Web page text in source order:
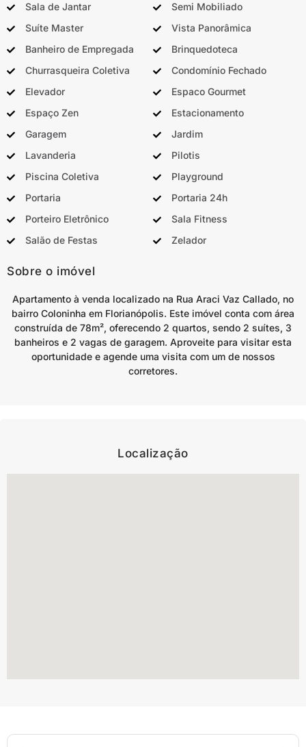
Sala de Jantar
Semi Mobiliado
Suíte Master
Vista Panorâmica
Banheiro de Empregada
Brinquedoteca
Churrasqueira Coletiva
Condomínio Fechado
Elevador
Espaco Gourmet
Espaço Zen
Estacionamento
Garagem
Jardim
Lavanderia
Pilotis
Piscina Coletiva
Playground
Portaria
Portaria 24h
Porteiro Eletrônico
Sala Fitness
Salão de Festas
Zelador
Sobre o imóvel
Apartamento à venda localizado na Rua Araci Vaz Callado, no
bairro Coloninha em Florianópolis. Este imóvel conta com área
construída de 78m², oferecendo 2 quartos, sendo 2 suítes, 3
banheiros e 2 vagas de garagem. Aproveite para visitar esta
oportunidade e agende uma visita com um de nossos
corretores.
Localização